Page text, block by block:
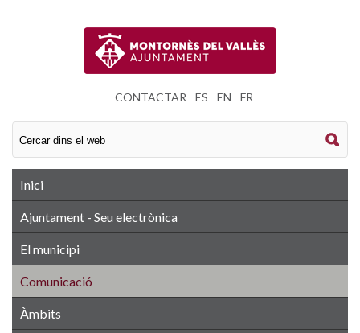
CONTACTAR ES EN FR
Inici
Ajuntament - Seu electrònica
El municipi
Comunicació
Àmbits